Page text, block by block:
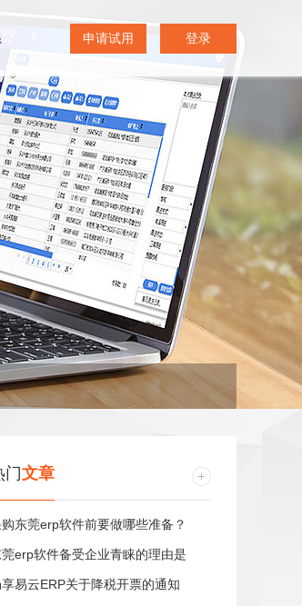
申请试用 登录
门文章
东莞erp软件前要做哪些准备？
莞erp软件备受企业青睐的理由是
易云ERP关于降税开票的通知